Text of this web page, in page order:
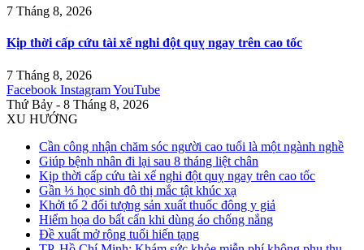
7 Tháng 8, 2026
Kịp thời cấp cứu tài xế nghi đột quỵ ngay trên cao tốc
7 Tháng 8, 2026
Facebook InstagramYouTube
Thứ Bảy - 8 Tháng 8, 2026
XU HƯỚNG
Cần công nhận chăm sóc người cao tuổi là một ngành nghề
Giúp bệnh nhân đi lại sau 8 tháng liệt chân
Kịp thời cấp cứu tài xế nghi đột quỵ ngay trên cao tốc
Gần ⅓ học sinh đô thị mắc tật khúc xạ
Khởi tố 2 đối tượng sản xuất thuốc đông y giả
Hiểm họa do bất cẩn khi dùng áo chống nắng
Đề xuất mở rộng tuổi hiến tạng